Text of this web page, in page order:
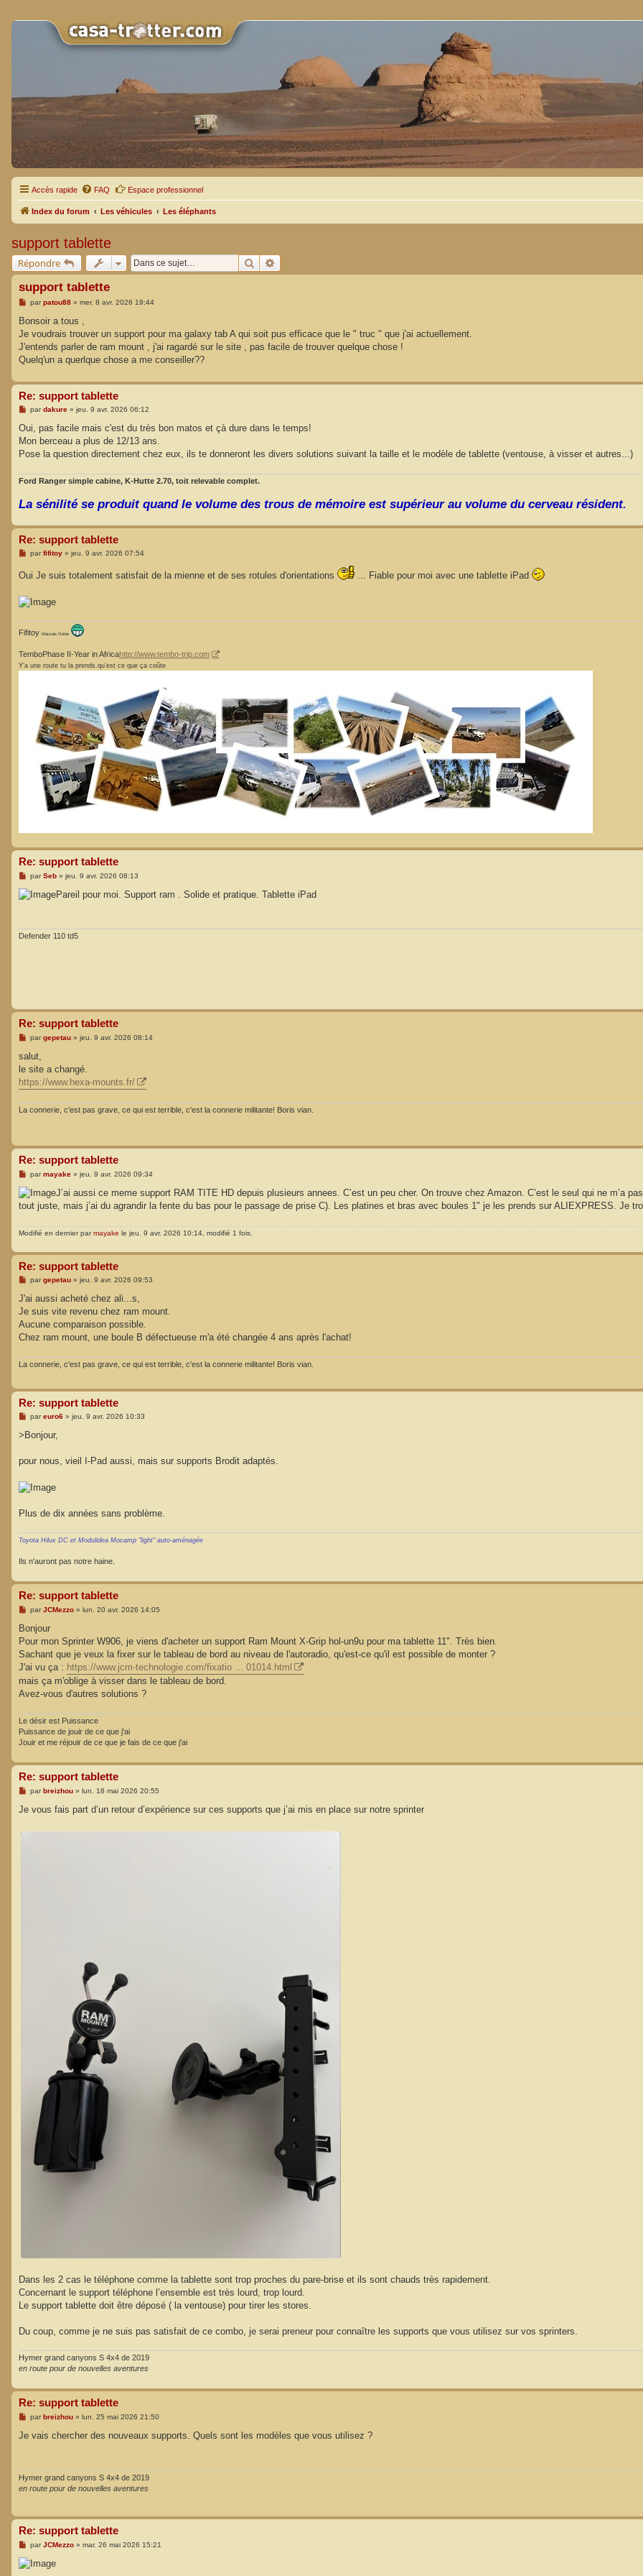
Accès rapide FAQ Espace professionnel
Index du forum Les véhicules Les éléphants
support tablette
Répondre Rechercher
support tablette
M
s
a
g
parpatou88» mer. 8 avr. 2026 19:44
Bonsoir a tous ,
Je voudrais trouver un support pour ma galaxy tab A qui soit pus efficace que le " truc " que j'ai actuellement.
J'entends parler de ram mount , j'ai ragardé sur le site , pas facile de trouver quelque chose !
Quelq'un a querlque chose a me conseiller??
Re: support tablette
M
s
a
g
pardakure» jeu. 9 avr. 2026 06:12
Oui, pas facile mais c'est du très bon matos et çà dure dans le temps!
Mon berceau a plus de 12/13 ans.
Pose la question directement chez eux, ils te donneront les divers solutions suivant la taille et le modèle de tablette (ventouse, à visser et autres...)
Ford Ranger simple cabine, K-Hutte 2.70, toit relevable complet.
La sénilité se produit quand le volume des trous de mémoire est supérieur au volume du cerveau résident.
Re: support tablette
M
s
g
e
parfifitoy» jeu. 9 avr. 2026 07:54
Oui Je suis totalement satisfait de la mienne et de ses rotules d'orientations ... Fiable pour moi avec une tablette iPad
Fifitoy Mauvais Génie
TemboPhase II-Year in Africahttp://www.tembo-trip.com
Y’a une route tu la prends.qu’est ce que ça coûte
Re: support tablette
M
s
s
parSeb» jeu. 9 avr. 2026 08:13
Pareil pour moi. Support ram . Solide et pratique. Tablette iPad
Defender 110 td5
Re: support tablette
M
s
a
g
e
pargepetau» jeu. 9 avr. 2026 08:14
salut,
le site a changé.
https://www.hexa-mounts.fr/
La connerie, c'est pas grave, ce qui est terrible, c'est la connerie militante! Boris vian.
Re: support tablette
M
s
s
a
e
parmayake» jeu. 9 avr. 2026 09:34
J’ai aussi ce meme support RAM TITE HD depuis plusieurs annees. C’est un peu cher. On trouve chez Amazon. C’est le seul qui ne m’a
tout juste, mais j’ai du agrandir la fente du bas pour le passage de prise C). Les platines et bras avec boules 1" je les prends sur ALIEXPRESS. Je
Modifié en dernier parmayake le jeu. 9 avr. 2026 10:14, modifié 1 fois.
Re: support tablette
M
s
a
g
pargepetau» jeu. 9 avr. 2026 09:53
J'ai aussi acheté chez ali...s,
Je suis vite revenu chez ram mount.
Aucune comparaison possible.
Chez ram mount, une boule B défectueuse m'a été changée 4 ans après l'achat!
La connerie, c'est pas grave, ce qui est terrible, c'est la connerie militante! Boris vian.
Re: support tablette
M
s
g
pareuro6» jeu. 9 avr. 2026 10:33
>Bonjour,
pour nous, vieil I-Pad aussi, mais sur supports Brodit adaptés.
Plus de dix années sans problème.
Toyota Hilux DC et Modulidea Mocamp "light" auto-aménagée
Ils n'auront pas notre haine.
Re: support tablette
M
s
a
g
parJCMezzo» lun. 20 avr. 2026 14:05
Bonjour
Pour mon Sprinter W906, je viens d'acheter un support Ram Mount X-Grip hol-un9u pour ma tablette 11". Très bien.
Sachant que je veux la fixer sur le tableau de bord au niveau de l'autoradio, qu'est-ce qu'il est possible de monter ?
J'ai vu ça : https://www.jcm-technologie.com/fixatio ... 01014.html
mais ça m'oblige à visser dans le tableau de bord.
Avez-vous d'autres solutions ?
Le désir est Puissance
Puissance de jouir de ce que j'ai
Jouir et me réjouir de ce que je fais de ce que j'ai
Re: support tablette
M
s
g
parbreizhou» lun. 18 mai 2026 20:55
Je vous fais part d’un retour d’expérience sur ces supports que j’ai mis en place sur notre sprinter
Dans les 2 cas le téléphone comme la tablette sont trop proches du pare-brise et ils sont chauds très rapidement.
Concernant le support téléphone l’ensemble est très lourd, trop lourd.
Le support tablette doit être déposé ( la ventouse) pour tirer les stores.
Du coup, comme je ne suis pas satisfait de ce combo, je serai preneur pour connaître les supports que vous utilisez sur vos sprinters.
Hymer grand canyons S 4x4 de 2019
en route pour de nouvelles aventures
Re: support tablette
M
s
parbreizhou» lun. 25 mai 2026 21:50
Je vais chercher des nouveaux supports. Quels sont les modèles que vous utilisez ?
Hymer grand canyons S 4x4 de 2019
en route pour de nouvelles aventures
Re: support tablette
M
s
s
parJCMezzo» mar. 26 mai 2026 15:21